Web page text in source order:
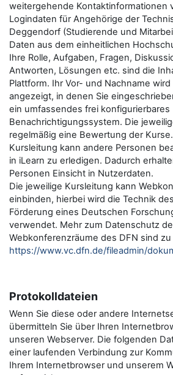
weitergehende Kontaktinformationen
Logindaten für Angehörige der
Deggendorf (Studierende und
Daten aus dem einheitlichen
Ihre Rolle, Aufgaben, Fragen,
Antworten, Lösungen etc. sind die
Plattform. Ihr Vor- und Nachname
angezeigt, in denen Sie
ein umfassendes frei konfigurierbares
Benachrichtigungssystem. Die
regelmäßig eine Bewertung der
Kursleitung kann andere Personen
in iLearn zu erledigen. Dadurch
Personen Einsicht in Nutzerdaten.
Die jeweilige Kursleitung kann
einbinden, hierbei wird die Technik
Förderung eines Deutschen
verwendet. Mehr zum Datenschutz
Webkonferenzräume des DFN sind
https://www.vc.dfn.de/fileadmin/
Protokolldateien
Wenn Sie diese oder andere
übermitteln Sie über Ihren
unseren Webserver. Die folgenden
einer laufenden Verbindung zur
Ihrem Internetbrowser und unserem